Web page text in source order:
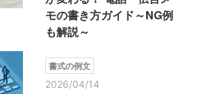
モの書き方ガイド～NG例
も解説～
書式の例文
2026/04/14